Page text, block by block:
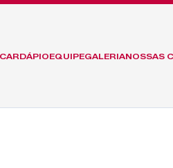
CARDÁPIOEQUIPEGALERIANOSSAS